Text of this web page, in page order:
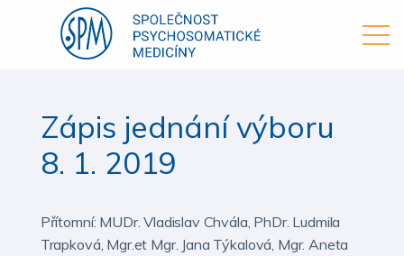
Zápis jednání výboru
8. 1. 2019
Přítomní: MUDr. Vladislav Chvála, PhDr. Ludmila
Trapková, Mgr.et Mgr. Jana Týkalová, Mgr. Aneta